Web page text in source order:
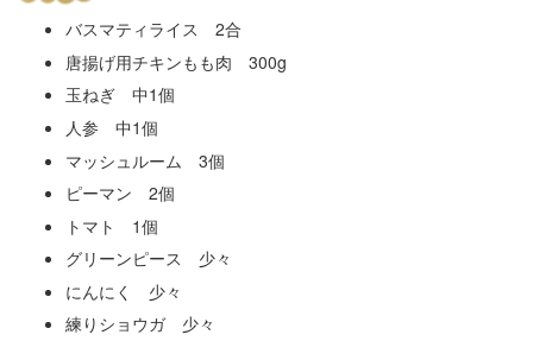
バスマティライス 2合
唐揚げ用チキンもも肉 300g
玉ねぎ 中1個
人参 中1個
マッシュルーム 3個
ピーマン 2個
トマト 1個
グリーンピース 少々
にんにく 少々
練りショウガ 少々